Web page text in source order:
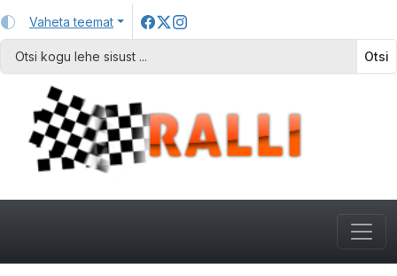
Vaheta teemat
Otsi